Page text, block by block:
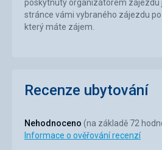
poskytnutý organizátorem zájezdu
stránce vámi vybraného zájezdu
který máte zájem.
Recenze ubytování
Nehodnoceno (na základě 72
Informace o ověřování recenzí